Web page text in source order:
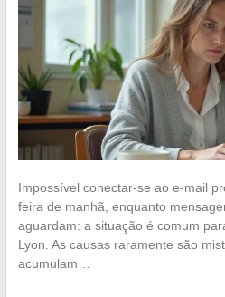
Impossível conectar-se ao e-mail
feira de manhã, enquanto
aguardam: a situação é comum
Lyon. As causas raramente são
acumulam…